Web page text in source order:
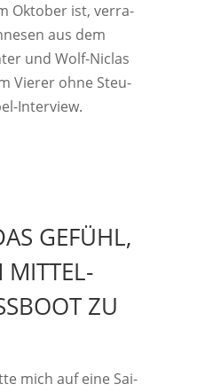
Okto­ber ist, ver­ra­
aus dem
und Wolf-Nic­las
Vie­rer ohne Steu­
Interview.
GEFÜHL,
MITTEL-
ZU
mich auf eine Sai­